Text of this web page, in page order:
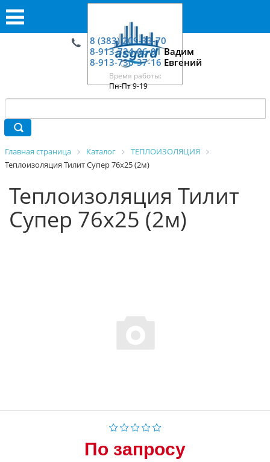
8 (383) 209-33-70
8-913-724-06-01Вадим
8-913-730-37-16 Евгений
Время работы:
Пн-Пт 9-19
Главная страница Каталог
ТЕПЛОИЗОЛЯЦИЯ
Теплоизоляция Тилит Супер 76х25 (2м)
Теплоизоляция Тилит
Супер 76х25 (2м)
По запросу